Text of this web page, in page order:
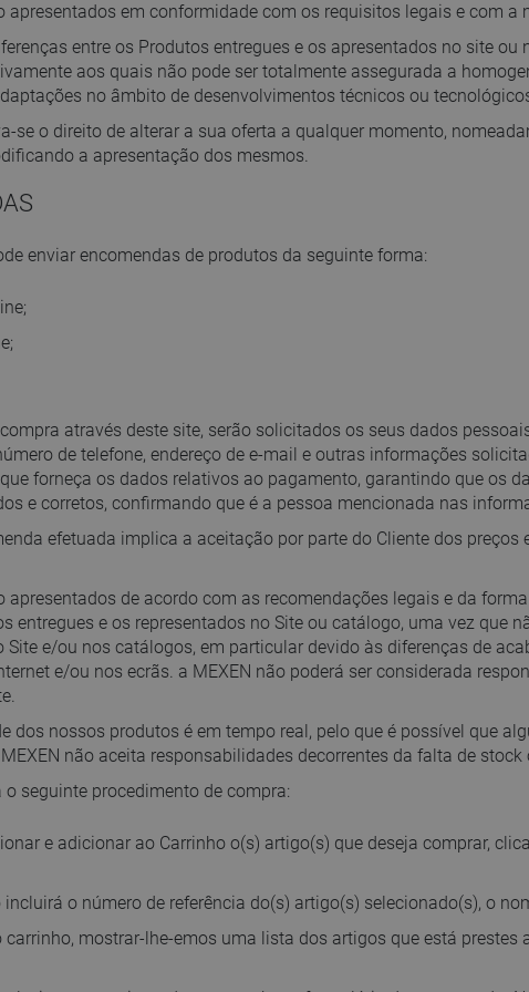
apresentados em conformidade com os requisitos legais e com a
entre os Produtos entregues e os apresentados no site
aos quais não pode ser totalmente assegurada a
no âmbito de desenvolvimentos técnicos ou
se o direito de alterar a sua oferta a qualquer momento,
a apresentação dos mesmos.
enviar encomendas de produtos da seguinte forma:
através deste site, serão solicitados os seus dados
de telefone, endereço de e-mail e outras informações
forneça os dados relativos ao pagamento, garantindo que os
e corretos, confirmando que é a pessoa mencionada nas
efetuada implica a aceitação por parte do Cliente dos
apresentados de acordo com as recomendações legais e da
entregues e os representados no Site ou catálogo, uma vez que
Site e/ou nos catálogos, em particular devido às diferenças de
e/ou nos ecrãs. a MEXEN não poderá ser considerada
dos nossos produtos é em tempo real, pelo que é possível que
não aceita responsabilidades decorrentes da falta de
o seguinte procedimento de compra:
e adicionar ao Carrinho o(s) artigo(s) que deseja comprar,
incluirá o número de referência do(s) artigo(s) selecionado(s), o
carrinho, mostrar-lhe-emos uma lista dos artigos que está prestes